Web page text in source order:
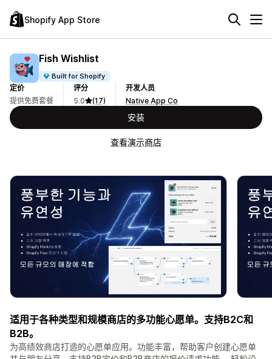
Shopify App Store
Fish Wishlist
Built for Shopify
定价
提供免费套餐
评分
5.0
(17)
开发人员
Native App Co
安装
查看演示商店
适用于各种类型和规模商店的多功能心愿单。支持B2C和
B2B。
为高绩效商店打造的心愿单应用。功能丰富，帮助客户创建心愿单